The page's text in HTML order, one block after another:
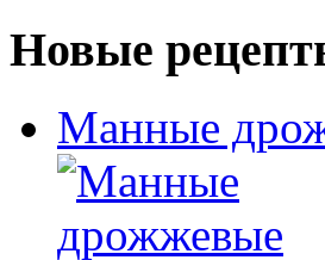
Новые
Манные